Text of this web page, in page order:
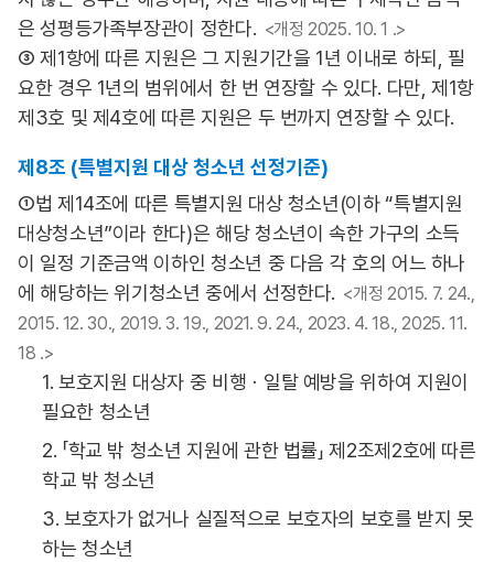
은 성평등가족부장관이 정한다. <개정 2025. 10. 1 .>
③ 제1항에 따른 지원은 그 지원기간을 1년 이내로 하되, 필
요한 경우 1년의 범위에서 한 번 연장할 수 있다. 다만, 제1항
제3호 및 제4호에 따른 지원은 두 번까지 연장할 수 있다.
제8조 (특별지원 대상 청소년 선정기준)
①법 제14조에 따른 특별지원 대상 청소년(이하 “특별지원
대상청소년”이라 한다)은 해당 청소년이 속한 가구의 소득
이 일정 기준금액 이하인 청소년 중 다음 각 호의 어느 하나
에 해당하는 위기청소년 중에서 선정한다. <개정 2015. 7. 24.,
2015. 12. 30., 2019. 3. 19., 2021. 9. 24., 2023. 4. 18., 2025. 11.
18 .>
1. 보호지원 대상자 중 비행ㆍ일탈 예방을 위하여 지원이
필요한 청소년
2. 「학교 밖 청소년 지원에 관한 법률」 제2조제2호에 따른
학교 밖 청소년
3. 보호자가 없거나 실질적으로 보호자의 보호를 받지 못
하는 청소년